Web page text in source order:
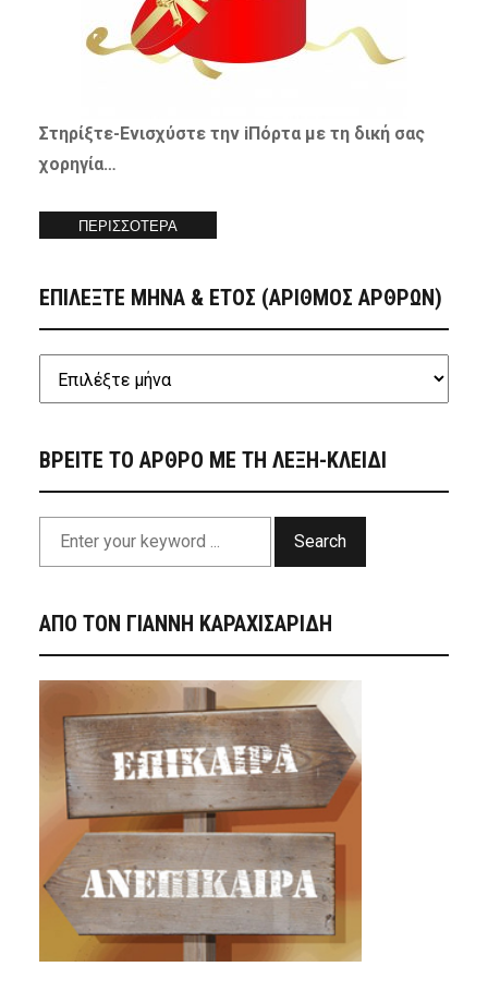
Στηρίξτε-Ενισχύστετην iΠόρτα με τη δική σας
χορηγία…
ΠΕΡΙΣΣΟΤΕΡΑ
ΕΠΙΛΕΞΤΕ ΜΗΝΑ & ΕΤΟΣ (ΑΡΙΘΜΟΣ ΑΡΘΡΩΝ)
ΒΡΕΙΤΕ ΤΟ ΑΡΘΡΟ ΜΕ ΤΗ ΛΕΞΗ-ΚΛΕΙΔΙ
Search
ΑΠΟ ΤΟΝ ΓΙΑΝΝΗ ΚΑΡΑΧΙΣΑΡΙΔΗ